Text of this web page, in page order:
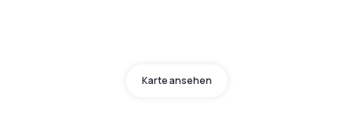
Karte ansehen